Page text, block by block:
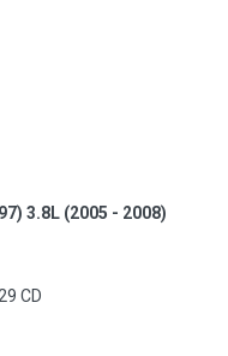
3.8L (2005 - 2008)
29 CD